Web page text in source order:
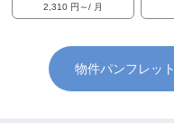
2,310 円～/ 月
物件パンフレット